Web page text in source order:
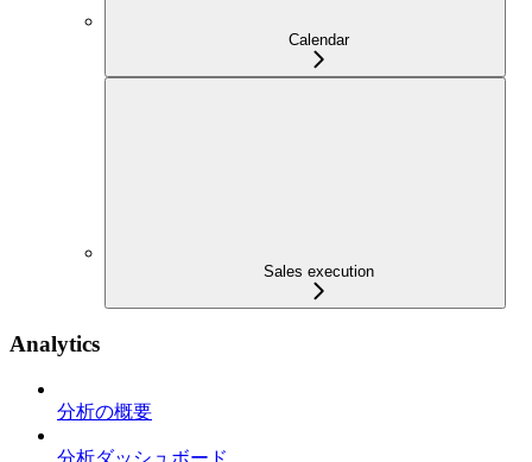
Calendar
Sales execution
Analytics
分析の概要